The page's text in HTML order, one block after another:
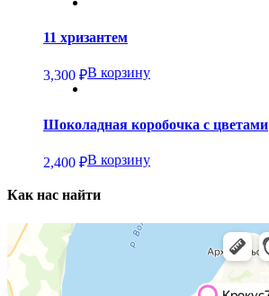
11 хризантем
3,300 ₽В корзину
Шоколадная коробочка с цветами
2,400 ₽В корзину
Как нас найти